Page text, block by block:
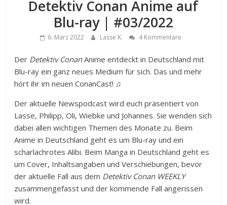
Detektiv Conan Anime auf
Blu-ray | #03/2022
6. März 2022 Lasse K. 4 Kommentare
Der Detektiv ConanAnime entdeckt in Deutschland mit
Blu-ray ein ganz neues Medium für sich. Das und mehr
hört ihr im neuen ConanCast! ♫
Der aktuelle Newspodcast wird euch präsentiert von
Lasse, Philipp, Oli, Wiebke und Johannes. Sie wenden sich
dabei allen wichtigen Themen des Monate zu. Beim
Anime in Deutschland geht es um Blu-ray und ein
scharlachrotes Alibi. Beim Manga in Deutschland geht es
um Cover, Inhaltsangaben und Verschiebungen, bevor
der aktuelle Fall aus dem Detektiv Conan WEEKLY
zusammengefasst und der kommende Fall angerissen
wird.